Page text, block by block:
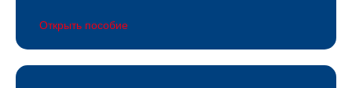
Открыть пособие